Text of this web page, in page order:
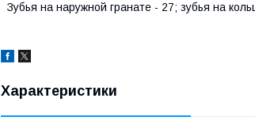
Зубья на наружной гранате - 27; зубья на
Характеристики